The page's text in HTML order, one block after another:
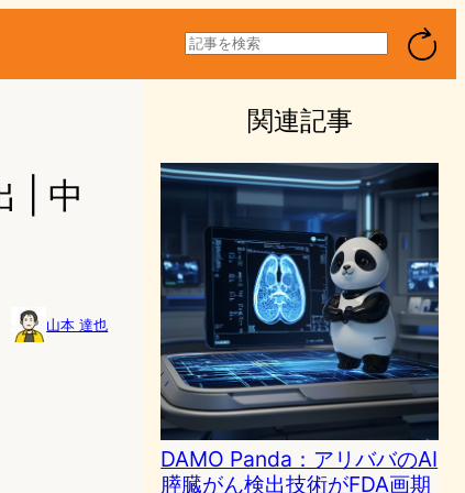
検
索
| 中
山本 達也
関連記事
DAMO Panda：アリババのAI
膵臓がん検出技術がFDA画期